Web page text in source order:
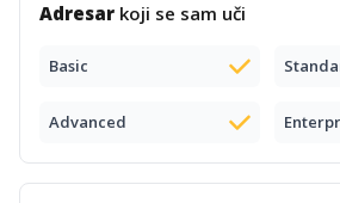
Adresar koji se sam uči
Basic
Advanced